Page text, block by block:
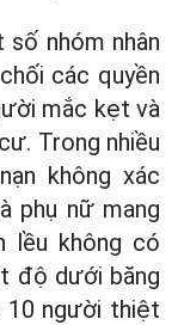
nhóm nhân
các quyền
mắc kẹt và
Trong nhiều
không xác
phụ nữ mang
lều không có
độ dưới băng
10 người thiệt